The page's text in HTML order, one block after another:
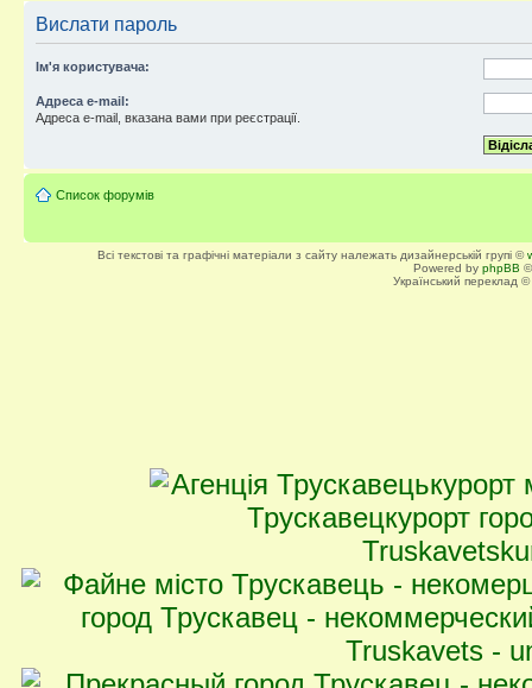
Вислати пароль
Ім'я користувача:
Адреса e-mail:
Адреса e-mail, вказана вами при реєстрації.
Список форумів
Всі текстові та графічні матеріали з сайту належать дизайнерській групі ©
Powered by phpBB
Український переклад